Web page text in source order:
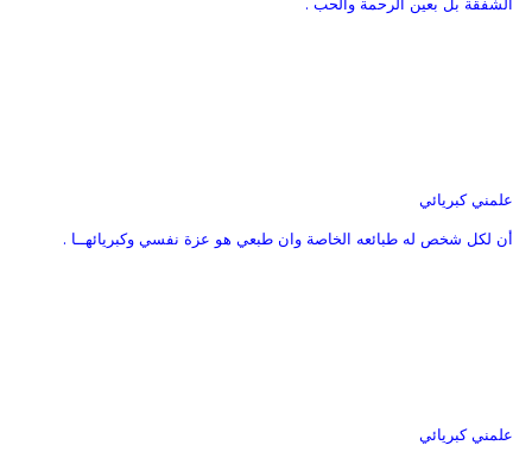
الشفقة بل بعين الرحمة والحب .
علمني كبريائي
أن لكل شخص له طبائعه الخاصة وان طبعي هو عزة نفسي وكبريائهــا .
علمني كبريائي